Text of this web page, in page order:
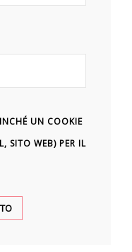
UN COOKIE
SITO WEB) PER IL